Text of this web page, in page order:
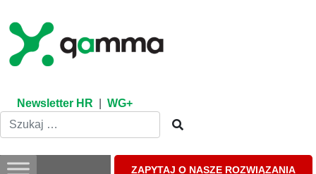
content
Newsletter HR WG+
ZAPYTAJ O NASZE ROZWIĄZANIA